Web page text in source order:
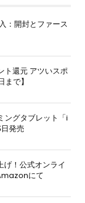
：開封とファース
ト還元 アツいスポ
で】
ングタブレット「i
発売
げ！公式オンライ
にて